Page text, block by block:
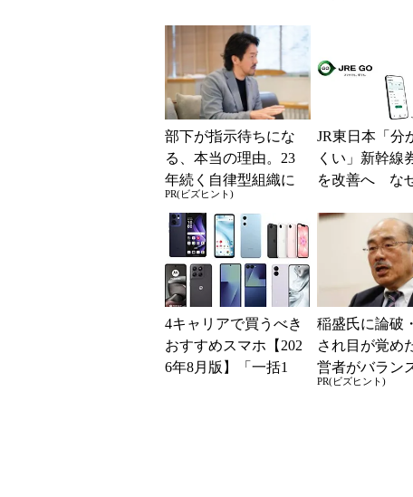
解説
系ICの方がス
部下が指示待ちにな
る、本当の理由。23
年続く自律型組織に
共通する「3つの要
素」
PR(ビズヒント)
JR東日本「分
くい」新幹線
を改善へ な
の最短1分購入
4キャリアで買うべき
おすすめスマホ【202
6年8月版】「一括1
稲盛氏に論破
され目が覚め
営者がバラン
き2つの背反
PR(ビズヒント)